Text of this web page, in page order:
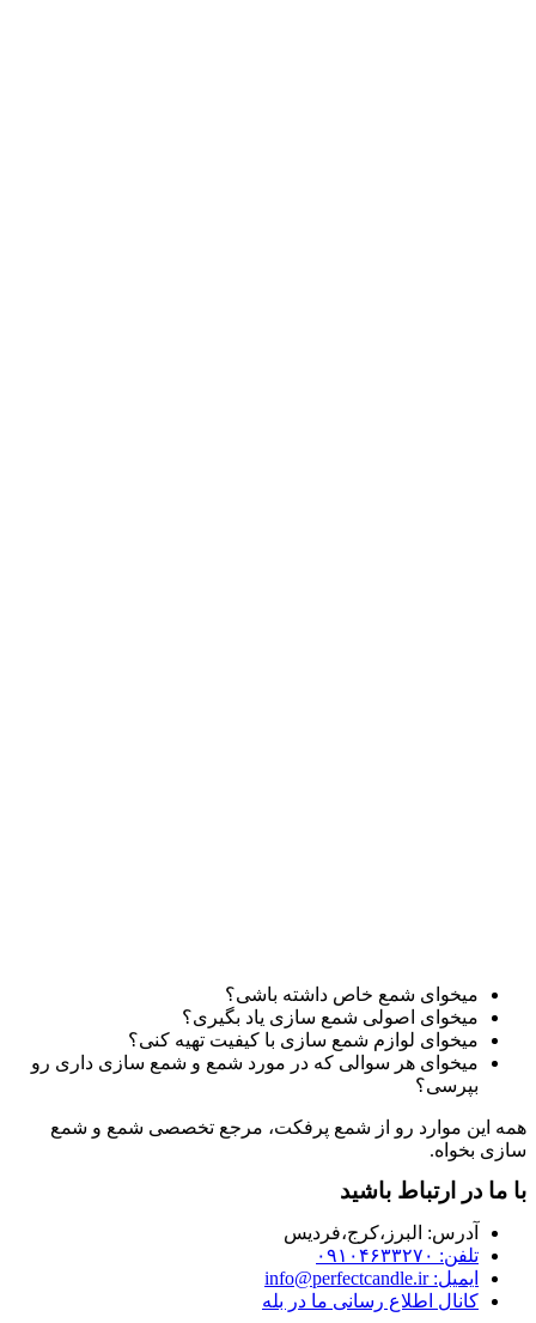
میخوای شمع خاص داشته باشی؟
میخوای اصولی شمع سازی یاد بگیری؟
میخوای لوازم شمع سازی با کیفیت تهیه کنی؟
میخوای هر سوالی که در مورد شمع و شمع سازی داری رو
بپرسی؟
همه این موارد رو از شمع پرفکت، مرجع تخصصی شمع و شمع
سازی بخواه.
با ما در ارتباط باشید
آدرس:‌ البرز،کرج،فردیس
تلفن: ۰۹۱۰۴۶۳۳۲۷۰
ایمیل: info@perfectcandle.ir
کانال اطلاع رسانی ما در بله